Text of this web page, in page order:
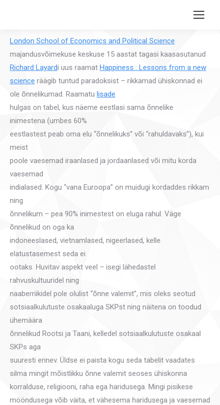
Search:
London School of Economics and Political Science
majandusvõimekuse keskuse 15 aastat tagasi kaasasutanud
Richard Layardi uus raamat Happiness : Lessons from a new
science räägib tuntud paradoksist – rikkamad ühiskonnad ei
ole õnnelikumad. Raamatu lisade
hulgas on tabel, kus näeme eestlasi sama õnnelike
inimestena (umbes 60%
eestlastest peab oma elu “õnnelikuks” või “rahuldavaks”), kui
meist
poole vaesemad iraanlased ja jordaanlased või mitu korda
vaesemad
indialased. Kogu “vana Euroopa” on muidugi kordaddes rikkam
ning
õnnelikum – pea 90% inimestest on eluga rahul. Väge
õnnelikud on oga ka
indoneeslased, vietnamlased, nigeerlased, kelle
elatustasemest seda ei
ootaks. Huvitav aspekt veel – isegi lähedastel
rahvuskultuuridel ning
naaberriikidel pole olulist “õnne valemit”, mis oleks seotud
sotsiaalkulutuste osakaaluga SKPst ning näitena on toodud
ühemäära
õnnelikud Rootsi ja Taani, kelledel sotsiaalkulutuste osakaal
SKPs aga
suuresti erinev. Üldse ei paista kogu seda tabelit vaadates
silma mingit mõistlikku õnne valemit seoses ühiskonna
korralduse, religiooni, raha ega haridusega. Mingi pisikese
mööndusega võib väita, et vähesema haridusega ja vaesemad